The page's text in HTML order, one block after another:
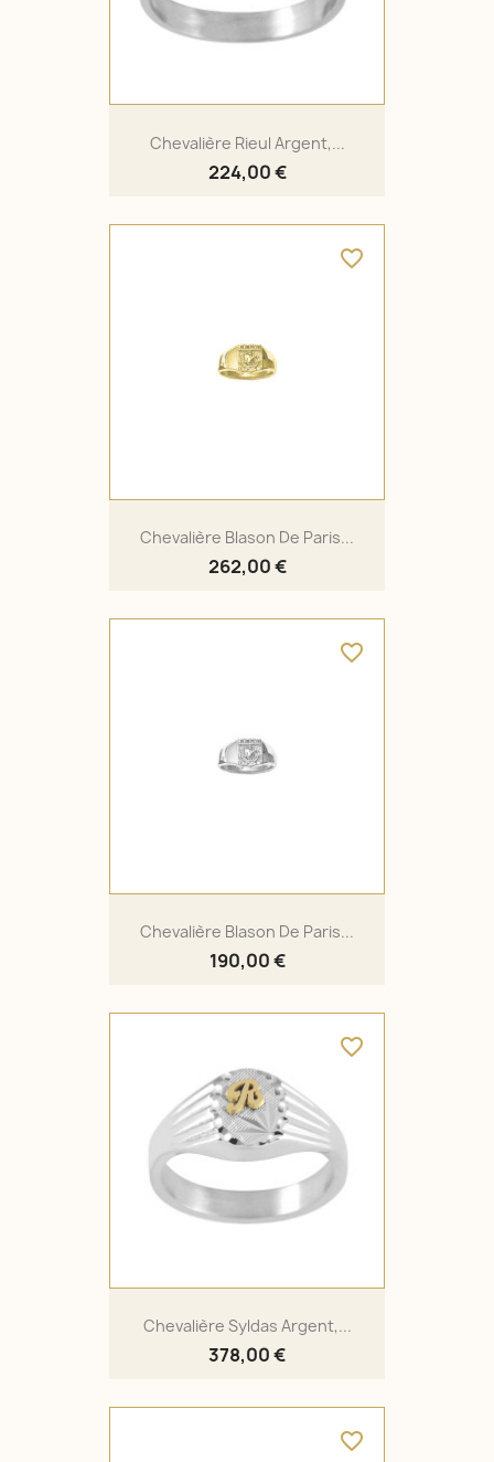
Chevalière Rieul Argent,...
224,00 €
Chevalière Blason De Paris...
262,00 €
favorite_border
Chevalière Blason De Paris...
190,00 €
favorite_border
Chevalière Syldas Argent,...
378,00 €
favorite_border
favorite_border